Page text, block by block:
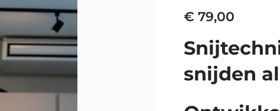
€ 79,00
snijden